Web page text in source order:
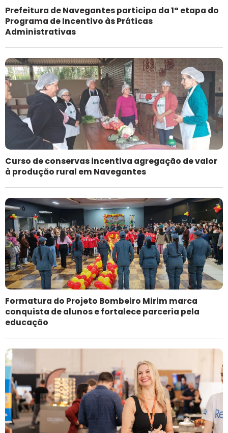
Prefeitura de Navegantes participa da 1ª etapa do
Programa de Incentivo às Práticas
Administrativas
Curso de conservas incentiva agregação de valor
à produção rural em Navegantes
Formatura do Projeto Bombeiro Mirim marca
conquista de alunos e fortalece parceria pela
educação